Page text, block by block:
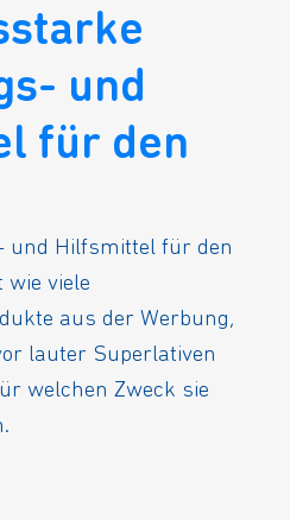
und
für den
und Hilfsmittel für den
viele
aus der Werbung,
lauter Superlativen
welchen Zweck sie